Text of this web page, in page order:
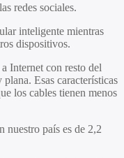
redes sociales.
inteligente mientras
dispositivos.
Internet con resto del
Esas características
los cables tienen menos
nuestro país es de 2,2